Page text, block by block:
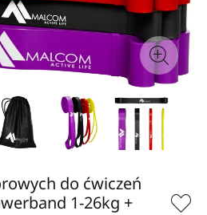
do ćwiczeń
1-26kg +